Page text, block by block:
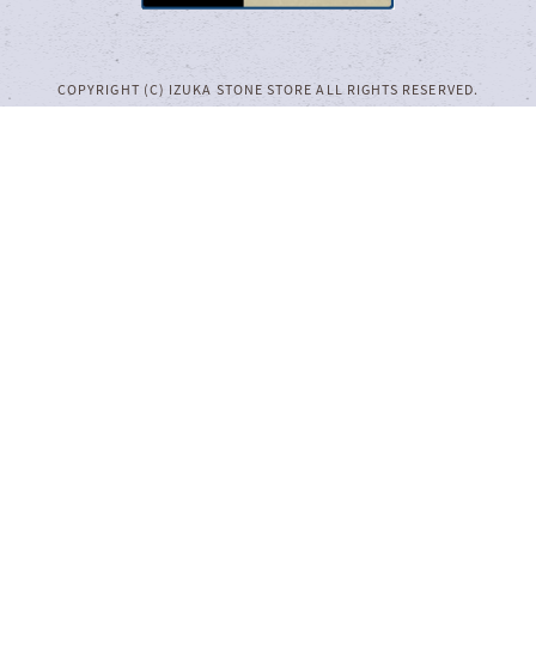
COPYRIGHT (C) IZUKA STONE STORE ALL RIGHTS RESERVED.